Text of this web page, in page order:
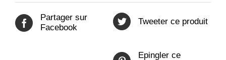
Partager sur
Facebook
Tweeter ce produit
Epingler ce